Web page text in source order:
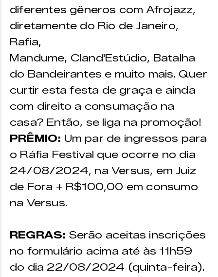
diferentes gêneros com Afrojazz,
diretamente do Rio de Janeiro,
Rafia,
Mandume, Cland'Estúdio, Batalha
do Bandeirantes e muito mais. Quer
curtir esta festa de graça e ainda
com direito a consumação na
casa? Então, se liga na promoção!
PRÊMIO: Um par de ingressos para
o Ráfia Festival que ocorre no dia
24/08/2024, na Versus, em Juiz
de Fora + R$100,00 em consumo
na Versus.
REGRAS: Serão aceitas inscrições
no formulário acima até às 11h59
do dia 22/08/2024 (quinta-feira).